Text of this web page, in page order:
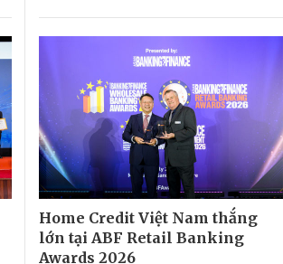
Home Credit Việt Nam thắng
lớn tại ABF Retail Banking
Awards 2026